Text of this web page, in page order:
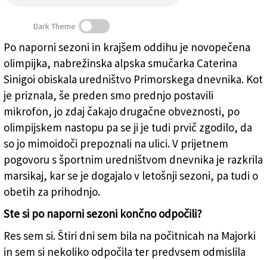
Olimpijska alpska smučarka in slovenska
reprezentantka Caterina Sinigoi (FOTODAMJ@N)
Dark Theme
Po naporni sezoni in krajšem oddihu je novopečena
olimpijka, nabrežinska alpska smučarka Caterina
Sinigoi obiskala uredništvo Primorskega dnevnika. Kot
je priznala, še preden smo prednjo postavili
mikrofon, jo zdaj čakajo drugačne obveznosti, po
olimpijskem nastopu pa se ji je tudi prvič zgodilo, da
so jo mimoidoči prepoznali na ulici. V prijetnem
pogovoru s športnim uredništvom dnevnika je razkrila
marsikaj, kar se je dogajalo v letošnji sezoni, pa tudi o
obetih za prihodnjo.
Ste si po naporni sezoni končno odpočili?
Res sem si. Štiri dni sem bila na počitnicah na Majorki
in sem si nekoliko odpočila ter predvsem odmislila